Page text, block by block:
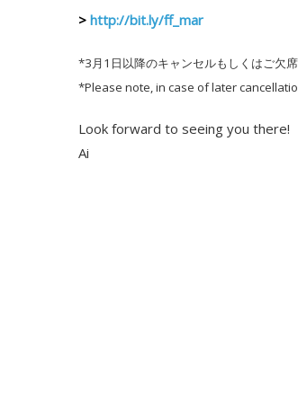
> http://bit.ly/ff_mar
*3月1日以降のキャンセルもしくはご欠
*Please note, in case of later
Look forward to seeing you there!
Ai